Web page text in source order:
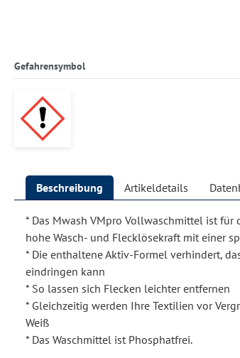
Gefahrensymbol
Beschreibung Artikeldetails
* Das Mwash VMpro Vollwaschmittel ist
hohe Wasch- und Flecklösekraft mit einer
* Die enthaltene Aktiv-Formel verhindert,
eindringen kann
* So lassen sich Flecken leichter entfernen
* Gleichzeitig werden Ihre Textilien vor
Weiß
* Das Waschmittel ist Phosphatfrei.